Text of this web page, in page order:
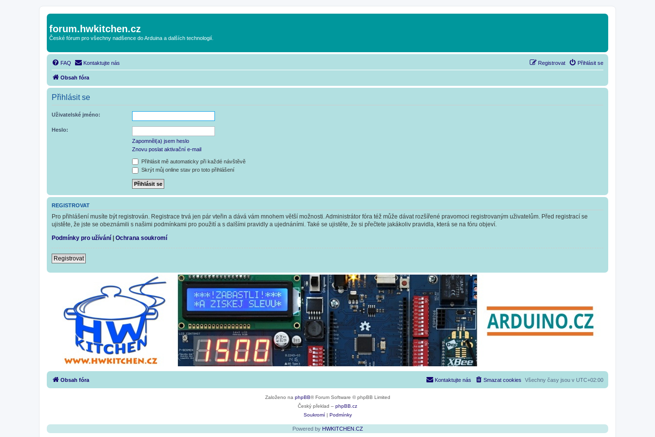
forum.hwkitchen.cz
České fórum pro všechny nadšence do Arduina a dalších technologií.
FAQ Kontaktujte nás Přihlásit se
Registrovat
Obsah fóra
Přihlásit se
Uživatelské jméno:
Heslo:
Zapomněl(a) jsem heslo
Znovu poslat aktivační e-mail
Přihlásit mě automaticky při každé návštěvě
Skrýt můj online stav pro toto přihlášení
REGISTROVAT
Pro přihlášení musíte být registrován. Registrace trvá jen pár vteřin a dává vám mnohem větší možnosti. Administrátor fóra též může dávat rozšířené pravomoci registrovaným uživatelům. Před registrací se
ujistěte, že jste se obeznámili s našimi podmínkami pro použití a s dalšími pravidly a ujednáními. Také se ujistěte, že si přečtete jakákoliv pravidla, která se na fóru objeví.
Podmínky pro užívání
Ochrana soukromí
Registrovat
Obsah fóra Všechny časy jsou v UTC+02:00
Smazat cookies
Kontaktujte nás
Založeno na phpBB® Forum Software © phpBB Limited
Český překlad – phpBB.cz
Soukromí| Podmínky
Powered by HWKITCHEN.CZ